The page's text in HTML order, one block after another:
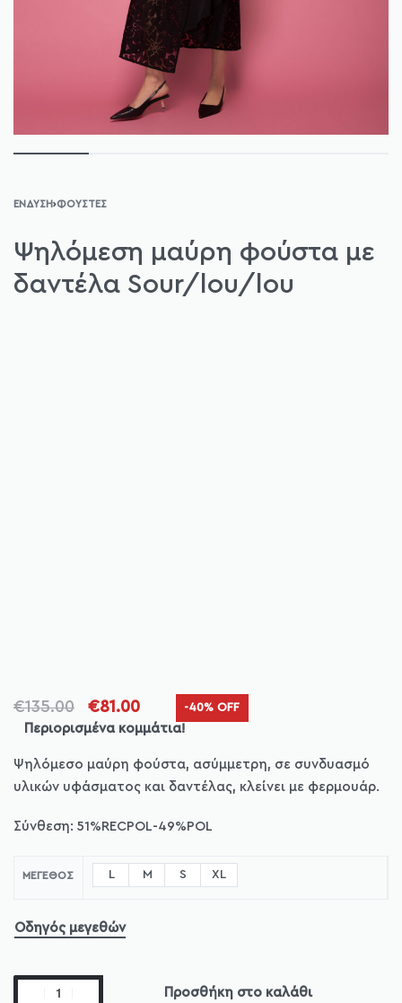
ΈΝΔΥΣΗ›ΦΟΎΣΤΕΣ
Ψηλόμεση μαύρη φούστα με
δαντέλα Sour/lou/lou
€135.00 €81.00 -40% OFF
Περιορισμένα κομμάτια!
Ψηλόμεσo μαύρη φούστα, ασύμμετρη, σε συνδυασμό
υλικών υφάσματος και δαντέλας, κλείνει με φερμουάρ.
Σύνθεση: 51%RECPOL-49%POL
ΜΈΓΕΘΟΣ L M S XL
Οδηγός μεγεθών
Προσθήκη στο καλάθι